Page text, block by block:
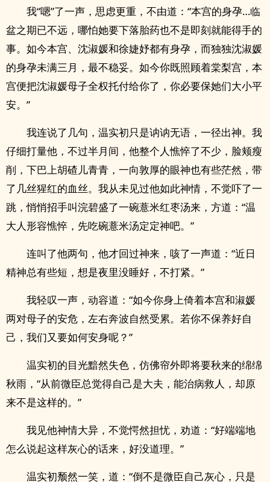
我“嗯”了一声，思虑更重，不由道：“本宫的身孕…临
盆之期已不远，哪怕她要下落胎药也不是即刻就能得手的
事。如今本宫、沈淑媛和徐婕妤都有身孕，而独独沈淑媛
的身孕未满三月，最不稳妥。如今你既照顾着棠梨宫，本
宫便把沈淑媛母子全权托付给你了，你必要保她们大小平
安。”
我连说了几句，温实初只是讷讷无语，一径出神。我
仔细打量他，不过半月间，他整个人憔悴了不少，脸颊瘦
削，下巴上胡碴儿青青，一向敦厚的眼神也有些茫然，带
了几丝猩红的血丝。我从未见过他如此神情，不觉吓了一
跳，悄悄招手叫浣碧盛了一碗薏米红枣汤来，方道：“温
大人形容憔悴，先吃碗薏米汤定定神吧。”
连叫了他两句，他才回过神来，咳了一声道：“近日
精神总有些短，想是夜里没睡好，不打紧。”
我轻叹一声，动容道：“如今你身上倚着本宫和淑媛
两对母子的安危，左右奔波自然受累。若你不保养好自
己，我们又要如何安身呢？”
温实初的目光黯然失色，仿佛帘外即将要秋来的绵绵
秋雨，“从前微臣总觉得自己是大夫，能治病救人，却原
来不是这样的。”
我见他神情大异，不觉愕然担忧，劝道：“好端端地
怎么说起这样灰心的话来，好没道理。”
温实初颓然一笑，道：“倒不是微臣自己灰心，只是